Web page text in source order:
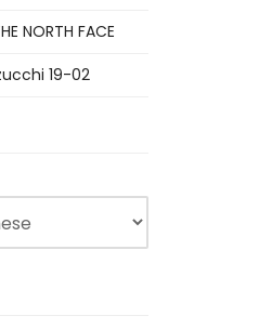
NORTH FACE
19-02